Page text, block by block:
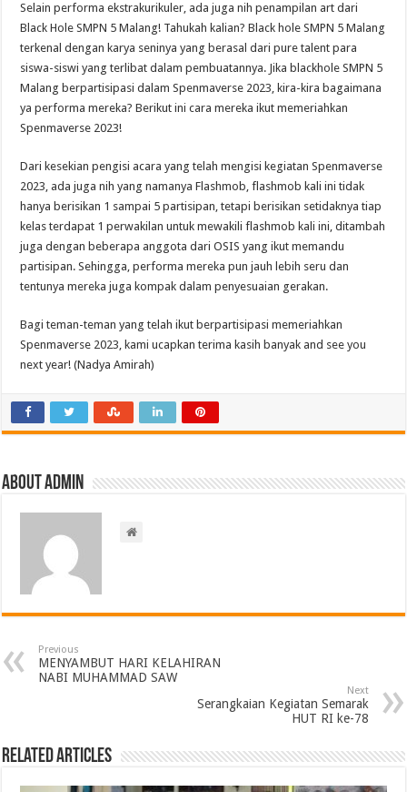
Selain performa ekstrakurikuler, ada juga nih penampilan art dari
Black Hole SMPN 5 Malang! Tahukah kalian? Black hole SMPN 5 Malang
terkenal dengan karya seninya yang berasal dari pure talent para
siswa-siswi yang terlibat dalam pembuatannya. Jika blackhole SMPN 5
Malang berpartisipasi dalam Spenmaverse 2023, kira-kira bagaimana
ya performa mereka? Berikut ini cara mereka ikut memeriahkan
Spenmaverse 2023!
Dari kesekian pengisi acara yang telah mengisi kegiatan Spenmaverse
2023, ada juga nih yang namanya Flashmob, flashmob kali ini tidak
hanya berisikan 1 sampai 5 partisipan, tetapi berisikan setidaknya tiap
kelas terdapat 1 perwakilan untuk mewakili flashmob kali ini, ditambah
juga dengan beberapa anggota dari OSIS yang ikut memandu
partisipan. Sehingga, performa mereka pun jauh lebih seru dan
tentunya mereka juga kompak dalam penyesuaian gerakan.
Bagi teman-teman yang telah ikut berpartisipasi memeriahkan
Spenmaverse 2023, kami ucapkan terima kasih banyak and see you
next year! (Nadya Amirah)
About admin
Previous
MENYAMBUT HARI KELAHIRAN
NABI MUHAMMAD SAW
Next
Serangkaian Kegiatan Semarak
HUT RI ke-78
Related Articles